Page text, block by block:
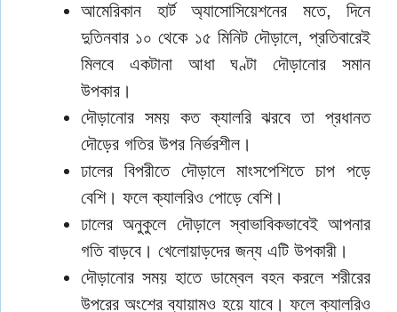
আমেরিকান হার্ট অ্যাসোসিয়েশনের মতে, দিনে
দুতিনবার ১০ থেকে ১৫ মিনিট দৌড়ালে, প্রতিবারেই
মিলবে একটানা আধা ঘণ্টা দৌড়ানোর সমান
উপকার।
দৌড়ানোর সময় কত ক্যালরি ঝরবে তা প্রধানত
দৌড়ের গতির উপর নির্ভরশীল।
ঢালের বিপরীতে দৌড়ালে মাংসপেশিতে চাপ পড়ে
বেশি। ফলে ক্যালরিও পোড়ে বেশি।
ঢালের অনুকুলে দৌড়ালে স্বাভাবিকভাবেই আপনার
গতি বাড়বে। খেলোয়াড়দের জন্য এটি উপকারী।
দৌড়ানোর সময় হাতে ডাম্বেল বহন করলে শরীরের
উপরের অংশের ব্যায়ামও হয়ে যাবে। ফলে ক্যালরিও